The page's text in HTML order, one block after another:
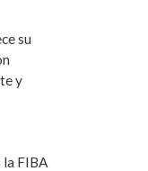
su
y
la FIBA